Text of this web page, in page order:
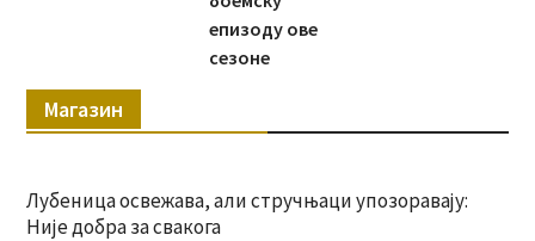
епизоду ове
сезоне
Магазин
Лубеница освежава, али стручњаци упозоравају:
Није добра за свакога